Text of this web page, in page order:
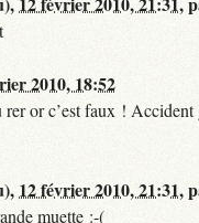
2010, 18:52
or c’est faux !
12 février 2010, 21:31,
muette :-(